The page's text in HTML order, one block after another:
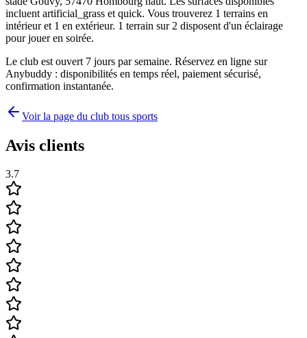
incluent artificial_grass et quick. Vous trouverez 1 terrains en
intérieur et 1 en extérieur. 1 terrain sur 2 disposent d'un éclairage
pour jouer en soirée.
Le club est ouvert 7 jours par semaine. Réservez en ligne sur
Anybuddy : disponibilités en temps réel, paiement sécurisé,
confirmation instantanée.
Voir la page du club tous sports
Avis clients
3.7